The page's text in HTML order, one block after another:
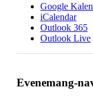
Google
iCalendar
Outlook 365
Outlook Live
Evenemang-